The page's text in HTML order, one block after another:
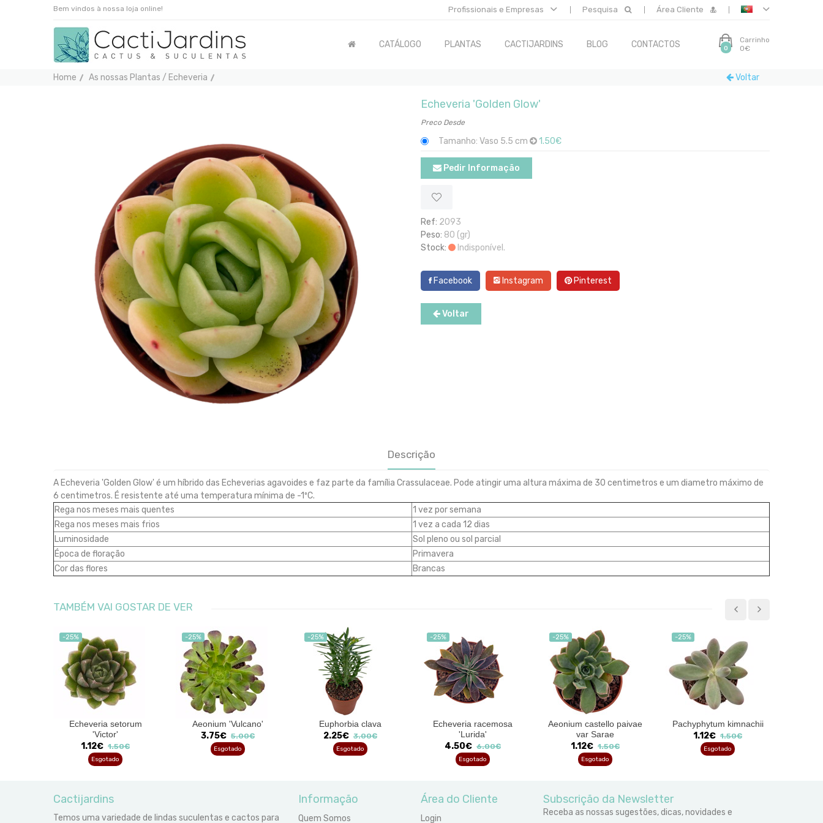
Bem vindos à nossa loja online! Profissionais e Empresas Pesquisa Área Cliente
CATÁLOGO PLANTAS CACTIJARDINS BLOG CONTACTOS 0
Carrinho
0€
Home As nossas Plantas / Echeveria Voltar
Echeveria 'Golden Glow'
Preco Desde
Tamanho: Vaso 5.5 cm 1.50€
Pedir Informação
Ref: 2093
Peso: 80 (gr)
Stock:
Indisponível.
Facebook Instagram Pinterest
Voltar
Descrição
A Echeveria 'Golden Glow' é um híbrido das Echeverias agavoides e faz parte da família Crassulaceae. Pode atingir uma altura máxima de 30 centimetros e um diametro máximo de
6 centimetros. É resistente até uma temperatura mínima de -1ºC.
Rega nos meses mais quentes
1 vez por semana
Rega nos meses mais frios
1 vez a cada 12 dias
Luminosidade
Sol pleno ou sol parcial
Época de floração
Primavera
Cor das flores
Brancas
TAMBÉM VAI GOSTAR DE VER
-25%
Echeveria setorum
'Victor'
1.12€ 1.50€
Esgotado
-25%
Aeonium 'Vulcano'
3.75€ 5.00€
Esgotado
-25%
Euphorbia clava
2.25€ 3.00€
Esgotado
-25%
Echeveria racemosa
'Lurida'
4.50€ 6.00€
Esgotado
-25%
Aeonium castello paivae
var Sarae
1.12€ 1.50€
Esgotado
-25%
Pachyphytum kimnachii
1.12€ 1.50€
Esgotado
Cactijardins
Temos uma variedade de lindas suculentas e cactos para
Informação
Quem Somos
Área do Cliente
Login
Subscrição da Newsletter
Receba as nossas sugestões, dicas, novidades e